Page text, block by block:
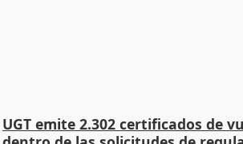
UGT emite 2.302 certificados de